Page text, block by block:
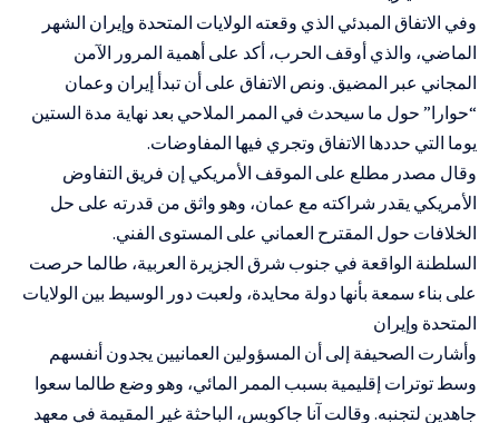
وفي الاتفاق المبدئي الذي وقعته الولايات المتحدة وإيران الشهر
الماضي، والذي أوقف الحرب، أكد على أهمية المرور الآمن
المجاني عبر المضيق. ونص الاتفاق على أن تبدأ إيران وعمان
“حوارا” حول ما سيحدث في الممر الملاحي بعد نهاية مدة الستين
يوما التي حددها الاتفاق وتجري فيها المفاوضات.
وقال مصدر مطلع على الموقف الأمريكي إن فريق التفاوض
الأمريكي يقدر شراكته مع عمان، وهو واثق من قدرته على حل
الخلافات حول المقترح العماني على المستوى الفني.
السلطنة الواقعة في جنوب شرق الجزيرة العربية، طالما حرصت
على بناء سمعة بأنها دولة محايدة، ولعبت دور الوسيط بين الولايات
المتحدة وإيران
وأشارت الصحيفة إلى أن المسؤولين العمانيين يجدون أنفسهم
وسط توترات إقليمية بسبب الممر المائي، وهو وضع طالما سعوا
جاهدين لتجنبه. وقالت آنا جاكوبس، الباحثة غير المقيمة في معهد